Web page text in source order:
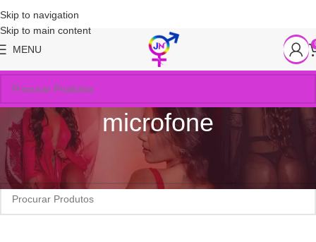
Skip to navigation
Skip to main content
MENU
microfone
Início Produtos marcados com a tag “microfone”
Nenhum produto foi encontrado para a sua seleção.